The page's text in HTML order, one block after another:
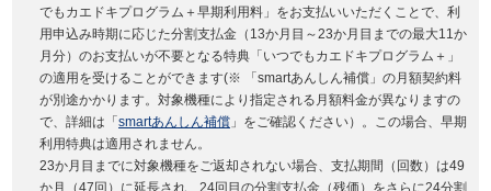
でもカエドキプログラム＋早期利用料」をお支払いいただくことで、利
用申込み時期に応じた分割支払金（13か月目～23か月目までの最大11か
月分）のお支払いが不要となる特典「いつでもカエドキプログラム＋」
の適用を受けることができます(※ 「smartあんしん補償」の月額契約料
が別途かかります。対象機種により指定される月額料金が異なりますの
で、詳細は「 smartあんしん補償 」をご確認ください）。この場合、早期
利用特典は適用されません。
23か月目までに対象機種をご返却されない場合、支払期間（回数）は49
か月（47回）に延長され、24回目の分割支払金（残価）をさらに24分割